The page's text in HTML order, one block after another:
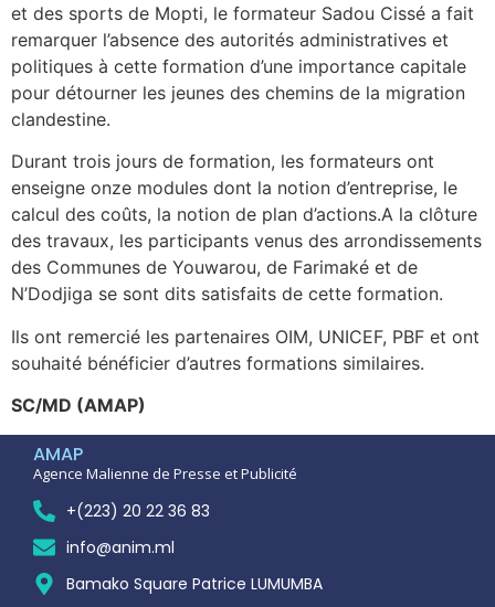
et des sports de Mopti, le formateur Sadou Cissé a fait
remarquer l’absence des autorités administratives et
politiques à cette formation d’une importance capitale
pour détourner les jeunes des chemins de la migration
clandestine.
Durant trois jours de formation, les formateurs ont
enseigne onze modules dont la notion d’entreprise, le
calcul des coûts, la notion de plan d’actions.A la clôture
des travaux, les participants venus des arrondissements
des Communes de Youwarou, de Farimaké et de
N’Dodjiga se sont dits satisfaits de cette formation.
Ils ont remercié les partenaires OIM, UNICEF, PBF et ont
souhaité bénéficier d’autres formations similaires.
SC/MD (AMAP)
AMAP
Agence Malienne de Presse et Publicité
+(223) 20 22 36 83
info@anim.ml
Bamako Square Patrice LUMUMBA